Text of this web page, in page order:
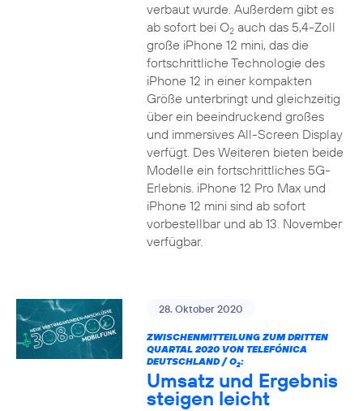
verbaut wurde. Außerdem gibt es
ab sofort bei O2auch das 5,4-Zoll
große iPhone 12 mini, das die
fortschrittliche Technologie des
iPhone 12 in einer kompakten
Größe unterbringt und gleichzeitig
über ein beeindruckend großes
und immersives All-Screen Display
verfügt. Des Weiteren bieten beide
Modelle ein fortschrittliches 5G-
Erlebnis. iPhone 12 Pro Max und
iPhone 12 mini sind ab sofort
vorbestellbar und ab 13. November
verfügbar.
28. Oktober 2020
ZWISCHENMITTEILUNG ZUM DRITTEN
QUARTAL 2020 VON TELEFÓNICA
DEUTSCHLAND / O2:
Umsatz und Ergebnis
steigen leicht